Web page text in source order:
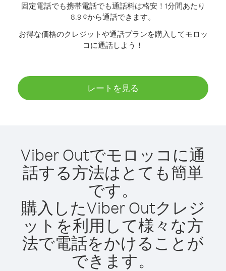
固定電話でも携帯電話でも通話料は格安！1分間あたり
8.9 ¢から通話できます。
お得な価格のクレジットや通話プランを購入してモロッ
コに通話しよう！
レートを見る
Viber Outでモロッコに通
話する方法はとても簡単
です。
購入したViber Outクレジ
ットを利用して様々な方
法で電話をかけることが
できます。